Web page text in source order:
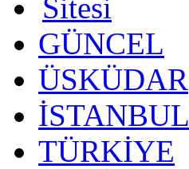
GÜNCEL
ÜSKÜDAR
İSTANBUL
TÜRKİYE